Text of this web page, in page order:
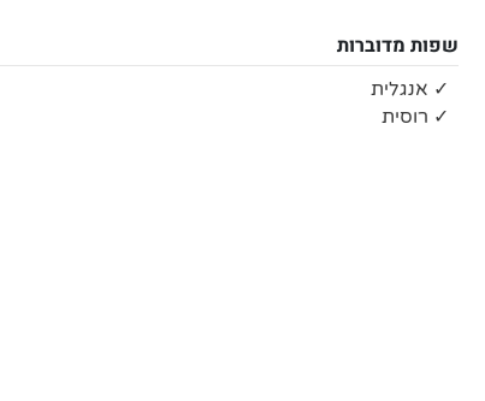
שפות מדוברות
✓ אנגלית
✓ רוסית